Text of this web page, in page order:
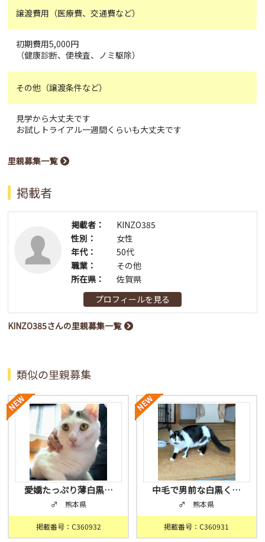
譲渡費用（医療費、交通費など）
初期費用5,000円
（健康診断、便検査、ノミ駆除）
その他（譲渡条件など）
見学から大丈夫です
お試しトライアル一週間くらいも大丈夫です
里親募集一覧
掲載者
掲載者：
KINZO385
性別：
女性
年代：
50代
職業：
その他
所在県：
佐賀県
プロフィールを見る
KINZO385さんの里親募集一覧
類似の里親募集
愛嬌たっぷり薄白黒…
♂ 熊本県
掲載番号：C360932
中毛で男前な白黒く…
♂ 熊本県
掲載番号：C360931